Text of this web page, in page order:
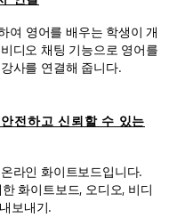
여 영어를 배우는 학생이 개
디오 채팅 기능으로 영어를
사를 연결해 줍니다.
전하고 신뢰할 수 있는
라인 화이트보드입니다.
화이트보드, 오디오, 비디
보내기.